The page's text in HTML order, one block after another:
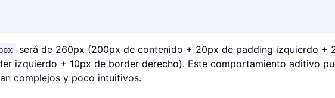
será de 260px (200px de contenido + 20px de padding izquierdo +
izquierdo + 10px de border derecho). Este comportamiento aditivo
complejos y poco intuitivos.